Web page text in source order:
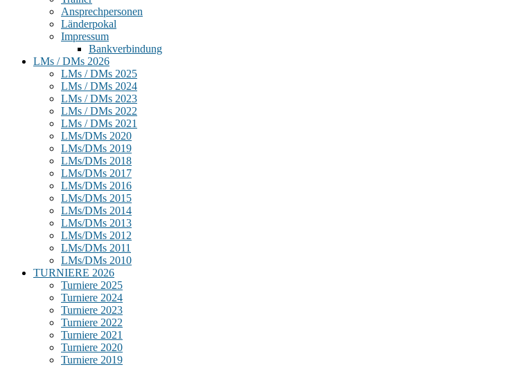
Ansprechpersonen
Länderpokal
Impressum
Bankverbindung
LMs / DMs 2026
LMs / DMs 2025
LMs / DMs 2024
LMs / DMs 2023
LMs / DMs 2022
LMs / DMs 2021
LMs/DMs 2020
LMs/DMs 2019
LMs/DMs 2018
LMs/DMs 2017
LMs/DMs 2016
LMs/DMs 2015
LMs/DMs 2014
LMs/DMs 2013
LMs/DMs 2012
LMs/DMs 2011
LMs/DMs 2010
TURNIERE 2026
Turniere 2025
Turniere 2024
Turniere 2023
Turniere 2022
Turniere 2021
Turniere 2020
Turniere 2019